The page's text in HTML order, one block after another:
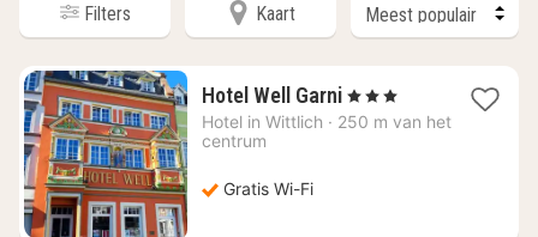
Filters Kaart
Hotel Well Garni1
nacht
, 3 Sterren
Hotel in Wittlich · 250 m van het
centrum
Gratis Wi-Fi